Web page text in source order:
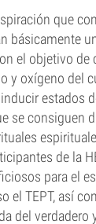
que
básicamente
el objetivo de
y oxígeno del
estados
se consiguen
de la
para el
el TEPT, así
del verdadero